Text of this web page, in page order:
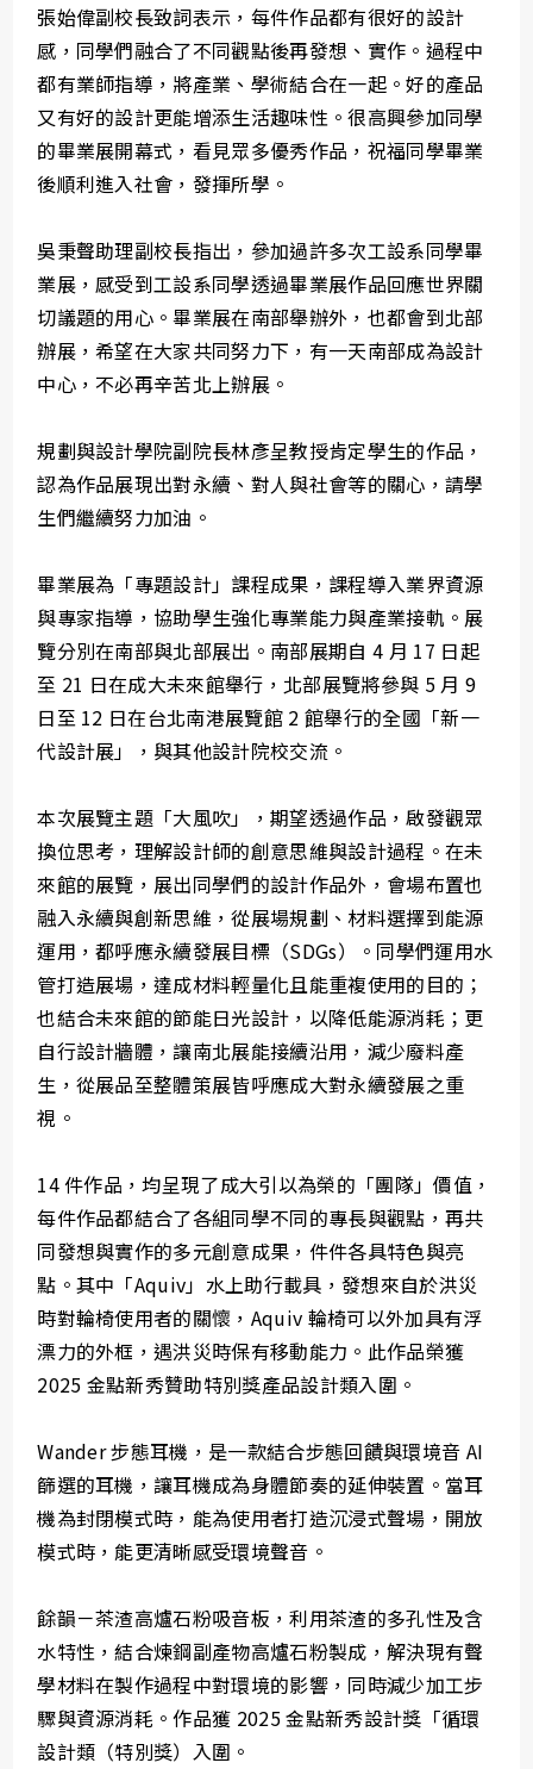
張始偉副校長致詞表示，每件作品都有很好的設計
感，同學們融合了不同觀點後再發想、實作。過程中
都有業師指導，將產業、學術結合在一起。好的產品
又有好的設計更能增添生活趣味性。很高興參加同學
的畢業展開幕式，看見眾多優秀作品，祝福同學畢業
後順利進入社會，發揮所學。
吳秉聲助理副校長指出，參加過許多次工設系同學畢
業展，感受到工設系同學透過畢業展作品回應世界關
切議題的用心。畢業展在南部舉辦外，也都會到北部
辦展，希望在大家共同努力下，有一天南部成為設計
中心，不必再辛苦北上辦展。
規劃與設計學院副院長林彥呈教授肯定學生的作品，
認為作品展現出對永續、對人與社會等的關心，請學
生們繼續努力加油。
畢業展為「專題設計」課程成果，課程導入業界資源
與專家指導，協助學生強化專業能力與產業接軌。展
覽分別在南部與北部展出。南部展期自 4 月 17 日起
至 21 日在成大未來館舉行，北部展覽將參與 5 月 9
日至 12 日在台北南港展覽館 2 館舉行的全國「新一
代設計展」，與其他設計院校交流。
本次展覽主題「大風吹」，期望透過作品，啟發觀眾
換位思考，理解設計師的創意思維與設計過程。在未
來館的展覽，展出同學們的設計作品外，會場布置也
融入永續與創新思維，從展場規劃、材料選擇到能源
運用，都呼應永續發展目標（SDGs）。同學們運用水
管打造展場，達成材料輕量化且能重複使用的目的；
也結合未來館的節能日光設計，以降低能源消耗；更
自行設計牆體，讓南北展能接續沿用，減少廢料產
生，從展品至整體策展皆呼應成大對永續發展之重
視。
14 件作品，均呈現了成大引以為榮的「團隊」價值，
每件作品都結合了各組同學不同的專長與觀點，再共
同發想與實作的多元創意成果，件件各具特色與亮
點。其中「Aquiv」水上助行載具，發想來自於洪災
時對輪椅使用者的關懷，Aquiv 輪椅可以外加具有浮
漂力的外框，遇洪災時保有移動能力。此作品榮獲
2025 金點新秀贊助特別獎產品設計類入圍。
Wander 步態耳機，是一款結合步態回饋與環境音 AI
篩選的耳機，讓耳機成為身體節奏的延伸裝置。當耳
機為封閉模式時，能為使用者打造沉浸式聲場，開放
模式時，能更清晰感受環境聲音。
餘韻－茶渣高爐石粉吸音板，利用茶渣的多孔性及含
水特性，結合煉鋼副產物高爐石粉製成，解決現有聲
學材料在製作過程中對環境的影響，同時減少加工步
驟與資源消耗。作品獲 2025 金點新秀設計獎「循環
設計類（特別獎）入圍。